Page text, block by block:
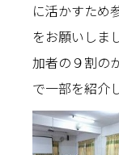
に活かすため
をお願いしま
加者の９割の
で一部を紹介